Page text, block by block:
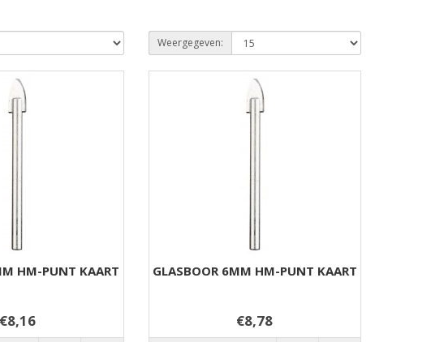
Weergegeven:
HM-PUNT KAART
€8,16
GLASBOOR 6MM HM-PUNT KAART
€8,78